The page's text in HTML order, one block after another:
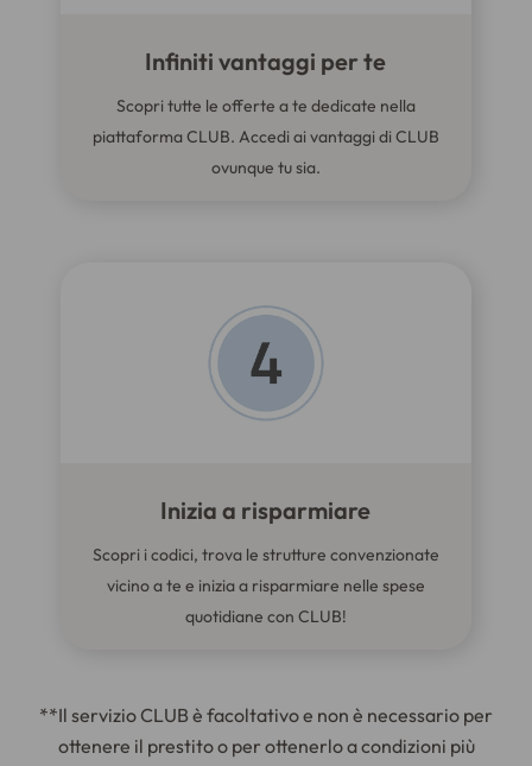
Infiniti vantaggi per te
Scopri tutte le offerte a te dedicate nella
piattaforma CLUB. Accedi ai vantaggi di CLUB
ovunque tu sia.
Inizia a risparmiare
Scopri i codici, trova le strutture convenzionate
vicino a te e inizia a risparmiare nelle spese
quotidiane con CLUB!
**Il servizio CLUB è facoltativo e non è necessario per
ottenere il prestito o per ottenerlo a condizioni più